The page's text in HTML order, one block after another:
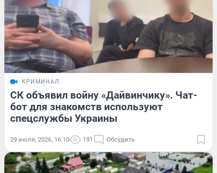
КРИМИНАЛ
СК объявил войну «Дайвинчику». Чат-
бот для знакомств используют
спецслужбы Украины
29 июля, 2026, 16:10 191 Обсудить